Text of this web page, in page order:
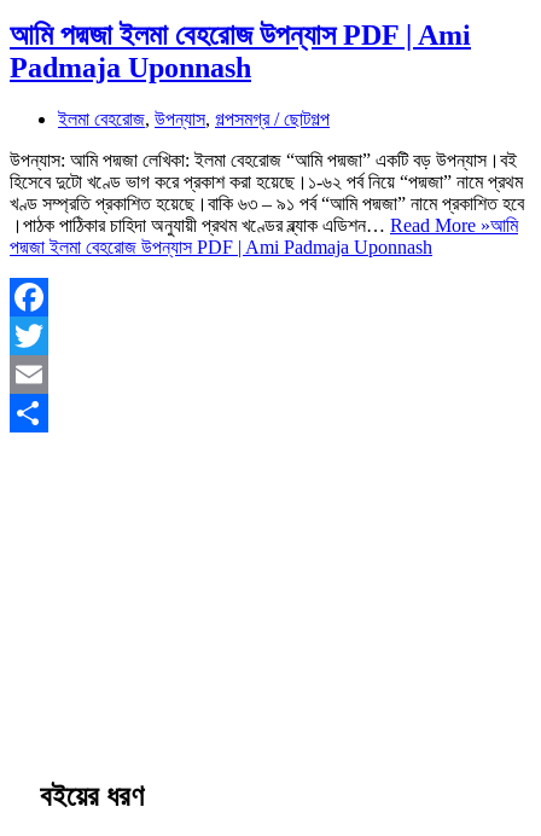
আমি পদ্মজা ইলমা বেহরোজ উপন্যাস PDF | Ami
Padmaja Uponnash
ইলমা বেহরোজ, উপন্যাস, গল্পসমগ্র / ছোটগল্প
উপন্যাস: আমি পদ্মজা লেখিকা: ইলমা বেহরোজ “আমি পদ্মজা” একটি বড় উপন্যাস।বই
হিসেবে দুটো খণ্ডে ভাগ করে প্রকাশ করা হয়েছে।১-৬২ পর্ব নিয়ে “পদ্মজা” নামে প্রথম
খণ্ড সম্প্রতি প্রকাশিত হয়েছে।বাকি ৬৩ – ৯১ পর্ব “আমি পদ্মজা” নামে প্রকাশিত হবে
।পাঠক পাঠিকার চাহিদা অনুযায়ী প্রথম খণ্ডের ব্ল্যাক এডিশন… Read More »আমি
পদ্মজা ইলমা বেহরোজ উপন্যাস PDF | Ami Padmaja Uponnash
Facebook
Twitter
Email
বইয়ের ধরণ